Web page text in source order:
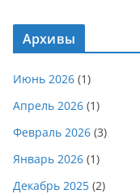
Архивы
Июнь 2026 (1)
Апрель 2026 (1)
Февраль 2026 (3)
Январь 2026 (1)
Декабрь 2025 (2)